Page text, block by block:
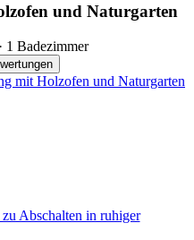
und Naturgarten
1 Badezimmer
mit Holzofen und Naturgarten
Abschalten in ruhiger